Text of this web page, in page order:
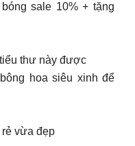
sale 10% + tặng
thư này được
hoa siêu xinh để
rẻ vừa đẹp